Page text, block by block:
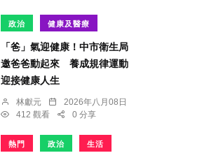
政治 健康及醫療
「爸」氣迎健康！中市衛生局
邀爸爸動起來 養成規律運動
迎接健康人生
林獻元
2026年八月08日
412 觀看
0 分享
熱門 政治 生活